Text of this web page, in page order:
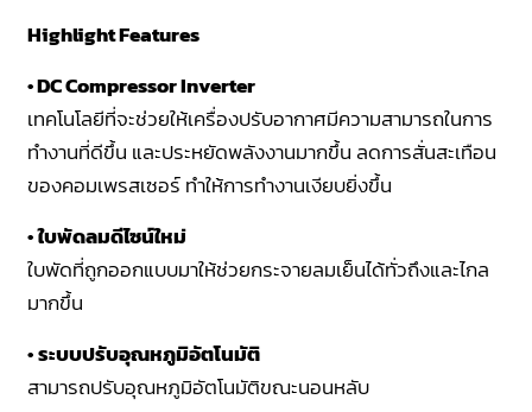
Highlight Features
• DC Compressor Inverter
เทคโนโลยีที่จะช่วยให้เครื่องปรับอากาศมีความสามารถในการ
ทำงานที่ดีขึ้น และประหยัดพลังงานมากขึ้น ลดการสั่นสะเทือน
ของคอมเพรสเซอร์ ทำให้การทำงานเงียบยิ่งขึ้น
•ใบพัดลมดีไซน์ใหม่
ใบพัดที่ถูกออกแบบมาให้ช่วยกระจายลมเย็นได้ทั่วถึงและไกล
มากขึ้น
•ระบบปรับอุณหภูมิอัตโนมัติ
สามารถปรับอุณหภูมิอัตโนมัติขณะนอนหลับ